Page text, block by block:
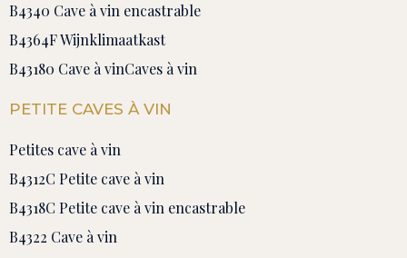
B4340 Cave à vin encastrable
B4364F Wijnklimaatkast
B43180 Cave à vinCaves à vin
PETITE CAVES À VIN
Petites cave à vin
B4312C Petite cave à vin
B4318C Petite cave à vin encastrable
B4322 Cave à vin